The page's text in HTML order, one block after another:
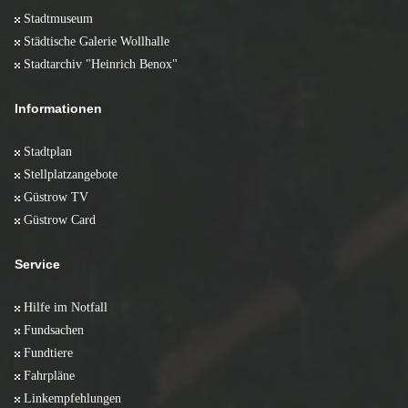
Stadtmuseum
Städtische Galerie Wollhalle
Stadtarchiv "Heinrich Benox"
Informationen
Stadtplan
Stellplatzangebote
Güstrow TV
Güstrow Card
Service
Hilfe im Notfall
Fundsachen
Fundtiere
Fahrpläne
Linkempfehlungen